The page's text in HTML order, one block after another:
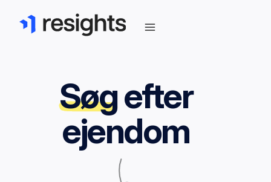
Søgefter
ejendom